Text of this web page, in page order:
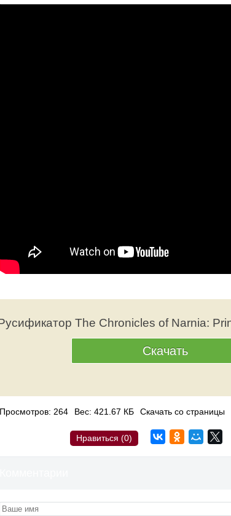
The Chronicles of Narnia:
Скачать
Просмотров: 264 Вес: 421.67 КБ Скачать со страницы
Нравиться (0)